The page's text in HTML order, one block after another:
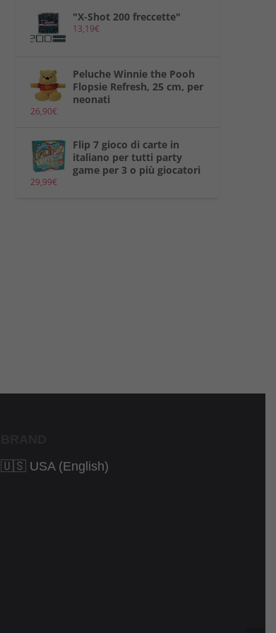
"X-Shot 200 freccette"
13,19€
Peluche Winnie the Pooh
Flopsie Refresh, 25 cm, per
neonati
26,90€
Flip 7 gioco di carte in
italiano per tutti party
game per 3 o più giocatori
29,99€
🇺🇸 USA (English)